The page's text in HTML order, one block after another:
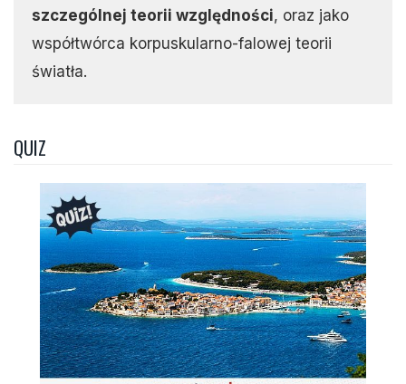
szczególnej teorii względności, oraz jako
współtwórca korpuskularno-falowej teorii
światła.
QUIZ